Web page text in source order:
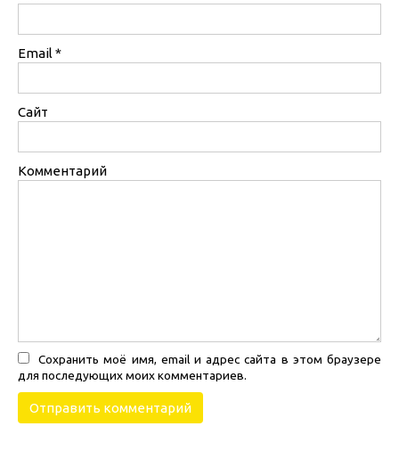
Email *
Сайт
Комментарий
Сохранить моё имя, email и адрес сайта в этом браузере
для последующих моих комментариев.